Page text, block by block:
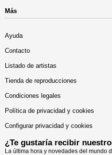
Más
Ayuda
Contacto
Listado de artistas
Tienda de reproducciones
Condiciones legales
Política de privacidad y cookies
Configurar privacidad y cookies
¿Te gustaría recibir nuestro
La última hora y novedades del mundo